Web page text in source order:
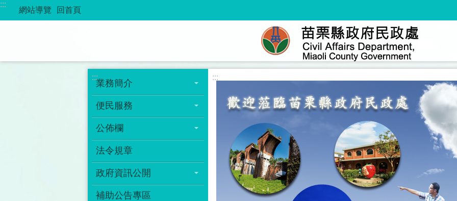
跳到主要內容區塊
:::
網站導覽 回首頁
:::
業務簡介
便民服務
公佈欄
法令規章
政府資訊公開
補助公告專區
:::